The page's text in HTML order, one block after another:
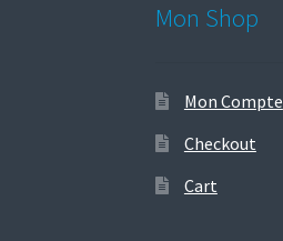
Mon Shop
Mon Compte
Checkout
Cart